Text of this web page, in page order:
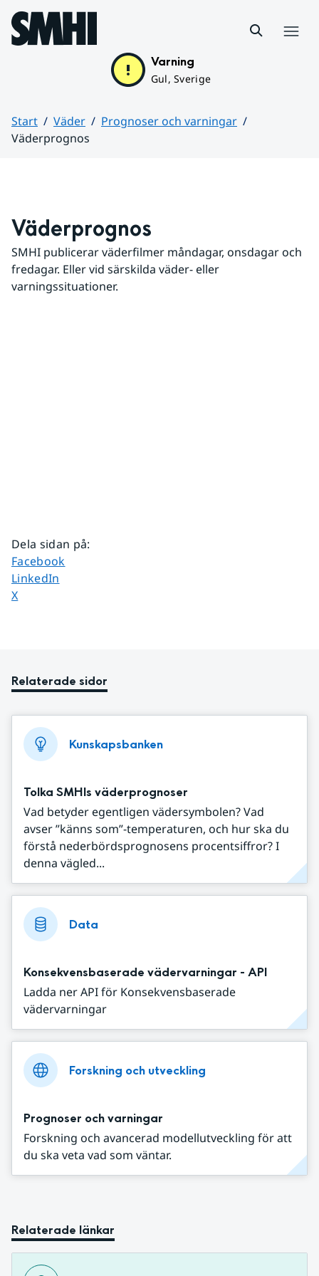
Hoppa till sidans innehåll
Varning
Gul, Sverige
Start Väder
Prognoser och varningar
Väderprognos
Väderprognos
SMHI publicerar väderfilmer måndagar, onsdagar och
fredagar. Eller vid särskilda väder- eller
varningssituationer.
Dela sidan på:
Dela sidan på
Facebook
Dela sidan på
LinkedIn
Dela sidan på
X
Relaterade sidor
Kunskapsbanken
Tolka SMHIs väderprognoser
Vad betyder egentligen vädersymbolen? Vad
avser ”känns som”-temperaturen, och hur ska du
förstå nederbördsprognosens procentsiffror? I
denna vägled...
Data
Konsekvensbaserade vädervarningar - API
Ladda ner API för Konsekvensbaserade
vädervarningar
Forskning och utveckling
Prognoser och varningar
Forskning och avancerad modellutveckling för att
du ska veta vad som väntar.
Relaterade länkar